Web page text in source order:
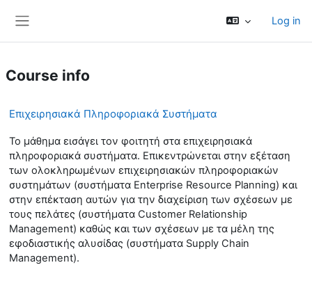
Log in
Course info
Επιχειρησιακά Πληροφοριακά Συστήματα
Το μάθημα εισάγει τον φοιτητή στα επιχειρησιακά
πληροφοριακά συστήματα. Επικεντρώνεται στην εξέταση
των ολοκληρωμένων επιχειρησιακών πληροφοριακών
συστημάτων (συστήματα Enterprise Resource Planning) και
στην επέκταση αυτών για την διαχείριση των σχέσεων με
τους πελάτες (συστήματα Customer Relationship
Management) καθώς και των σχέσεων με τα μέλη της
εφοδιαστικής αλυσίδας (συστήματα Supply Chain
Management).